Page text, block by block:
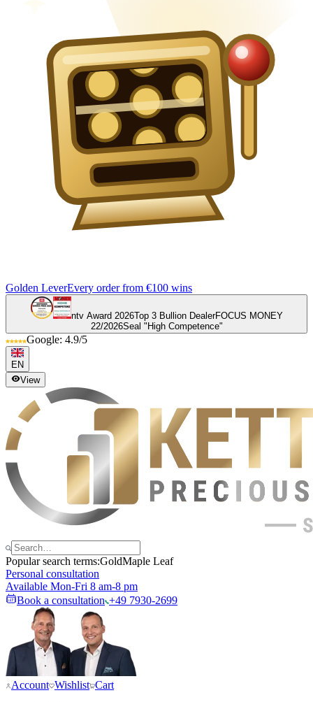
Golden LeverEvery order from €100 wins
ntv Award 2026Top 3 Bullion DealerFOCUS MONEY
22/2026Seal "High Competence"
Google: 4.9/5
EN
View
Popular search terms:GoldMaple Leaf
Personal consultation
Available Mon-Fri 8 am-8 pm
Book a consultation +49 7930-2699
Account Wishlist Cart